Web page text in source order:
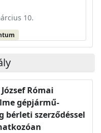
10.
Római
gépjármű-
bérleti szerződéssel